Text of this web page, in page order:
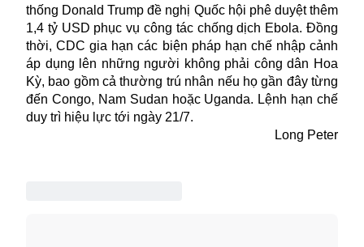
thống Donald Trump đề nghị Quốc hội phê duyệt thêm
1,4 tỷ USD phục vụ công tác chống dịch Ebola. Đồng
thời, CDC gia hạn các biện pháp hạn chế nhập cảnh
áp dụng lên những người không phải công dân Hoa
Kỳ, bao gồm cả thường trú nhân nếu họ gần đây từng
đến Congo, Nam Sudan hoặc Uganda. Lệnh hạn chế
duy trì hiệu lực tới ngày 21/7.
Long Peter